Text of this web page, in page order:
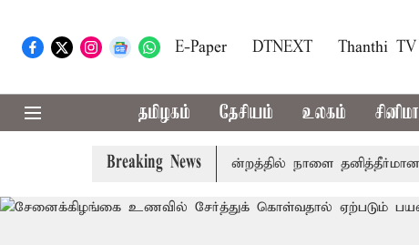
E-Paper DTNEXT Thanthi TV
தமிழகம் தேசியம் உலகம் சினிமா
Breaking News
தமிழ்த்தாய் வாழ்த்து: சட்டமன்றத்தில் நாளை தனித்தீர்மானம்